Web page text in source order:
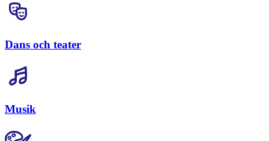
Dans och teater
Musik